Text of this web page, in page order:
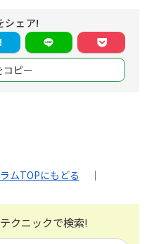
シェア!
コピー
ムTOPにもどる ｜
テクニックで検索!